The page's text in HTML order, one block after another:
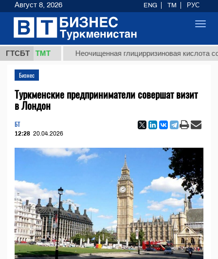
ГТСБТ
ТМТ Неочищенная глицирризиновая кислота
Бизнес
Туркменские предприниматели совершат визит
в Лондон
БТ
12:28 20.04.2026
Август 8, 2026 ENG TM РУС